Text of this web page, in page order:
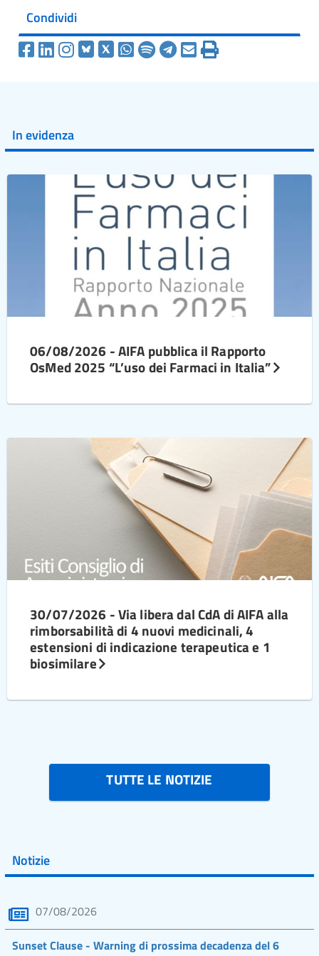
Condividi
In evidenza
06/08/2026 - AIFA pubblica il Rapporto
OsMed 2025 “L’uso dei Farmaci in Italia”
30/07/2026 - Via libera dal CdA di AIFA alla
rimborsabilità di 4 nuovi medicinali, 4
estensioni di indicazione terapeutica e 1
biosimilare
TUTTE LE NOTIZIE
Notizie
07/08/2026
Sunset Clause - Warning di prossima decadenza del 6